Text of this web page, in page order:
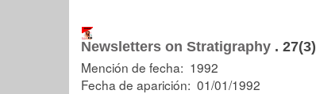
Newsletters on Stratigraphy . 27(3)
Mención de fecha: 1992
Fecha de aparición: 01/01/1992